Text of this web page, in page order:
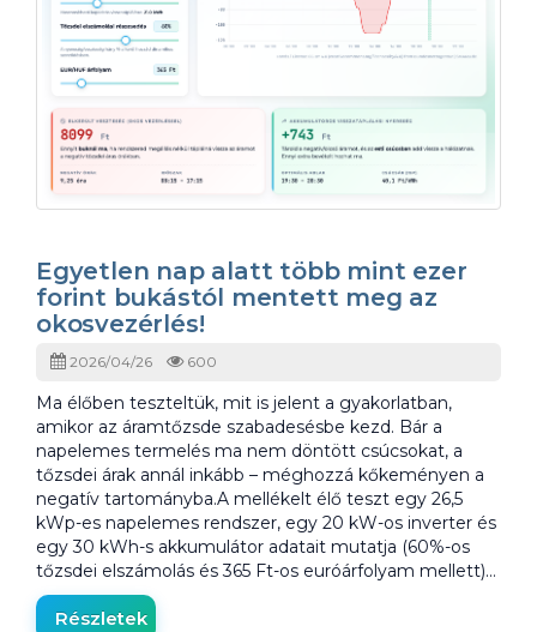
Egyetlen nap alatt több mint ezer
forint bukástól mentett meg az
okosvezérlés!
2026/04/26 600
Ma élőben teszteltük, mit is jelent a gyakorlatban,
amikor az áramtőzsde szabadesésbe kezd. Bár a
napelemes termelés ma nem döntött csúcsokat, a
tőzsdei árak annál inkább – méghozzá kőkeményen a
negatív tartományba.A mellékelt élő teszt egy 26,5
kWp-es napelemes rendszer, egy 20 kW-os inverter és
egy 30 kWh-s akkumulátor adatait mutatja (60%-os
tőzsdei elszámolás és 365 Ft-os euróárfolyam mellett)…
Részletek